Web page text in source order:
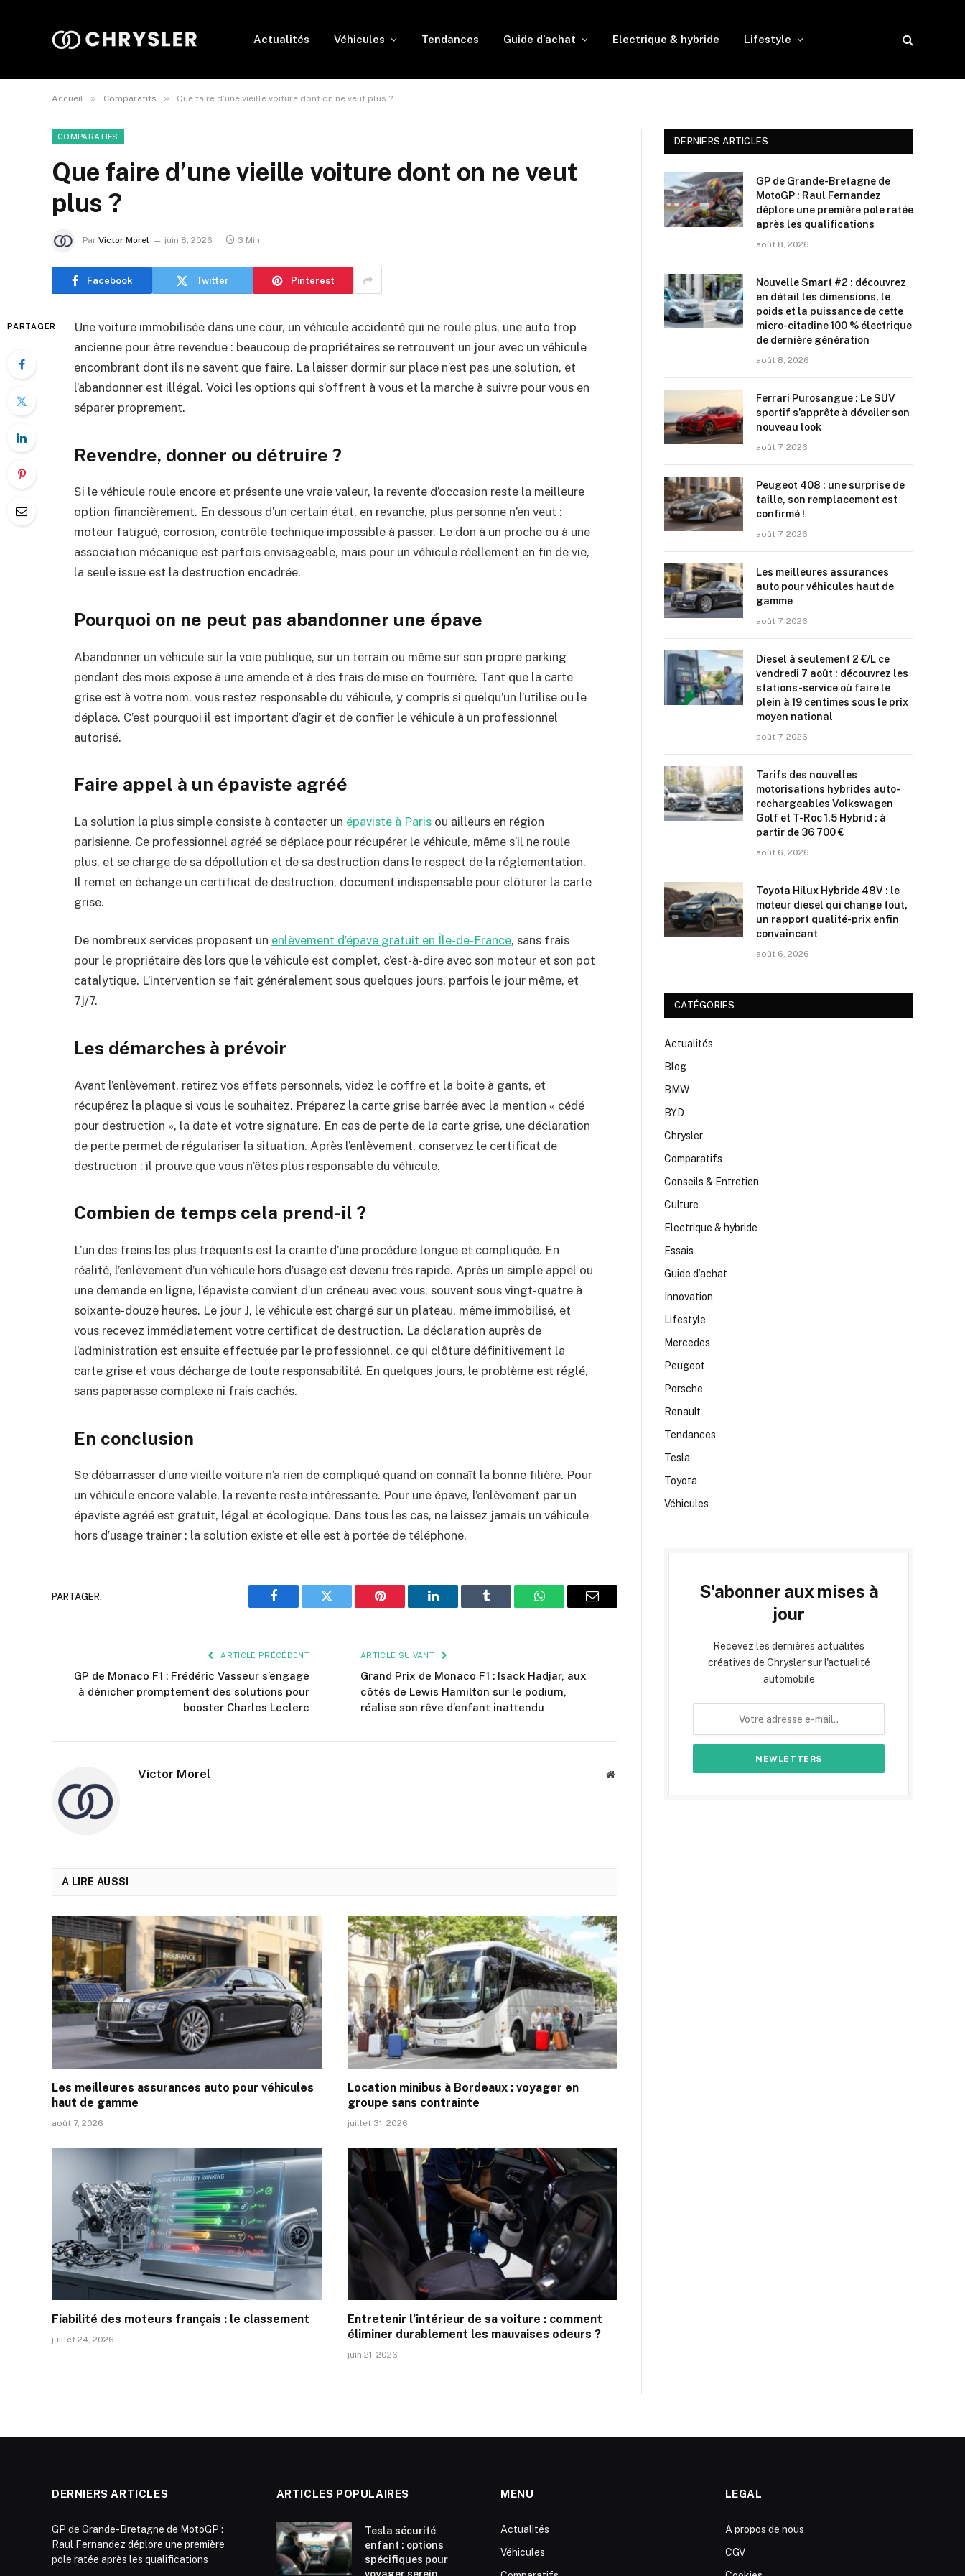
Actualités Véhicules Tendances Guide d’achat Electrique & hybride Lifestyle
Accueil » Comparatifs » Que faire d’une vieille voiture dont on ne veut plus ?
COMPARATIFS
Que faire d’une vieille voiture dont on ne veut
plus ?
Par Victor Morel juin 8, 2026 3 Min
Facebook Twitter Pinterest
PARTAGER
Une voiture immobilisée dans une cour, un véhicule accidenté qui ne roule plus, une auto trop
ancienne pour être revendue : beaucoup de propriétaires se retrouvent un jour avec un véhicule
encombrant dont ils ne savent que faire. La laisser dormir sur place n’est pas une solution, et
l’abandonner est illégal. Voici les options qui s’offrent à vous et la marche à suivre pour vous en
séparer proprement.
Revendre, donner ou détruire ?
Si le véhicule roule encore et présente une vraie valeur, la revente d’occasion reste la meilleure
option financièrement. En dessous d’un certain état, en revanche, plus personne n’en veut :
moteur fatigué, corrosion, contrôle technique impossible à passer. Le don à un proche ou à une
association mécanique est parfois envisageable, mais pour un véhicule réellement en fin de vie,
la seule issue est la destruction encadrée.
Pourquoi on ne peut pas abandonner une épave
Abandonner un véhicule sur la voie publique, sur un terrain ou même sur son propre parking
pendant des mois expose à une amende et à des frais de mise en fourrière. Tant que la carte
grise est à votre nom, vous restez responsable du véhicule, y compris si quelqu’un l’utilise ou le
déplace. C’est pourquoi il est important d’agir et de confier le véhicule à un professionnel
autorisé.
Faire appel à un épaviste agréé
La solution la plus simple consiste à contacter un épaviste à Paris ou ailleurs en région
parisienne. Ce professionnel agréé se déplace pour récupérer le véhicule, même s’il ne roule
plus, et se charge de sa dépollution et de sa destruction dans le respect de la réglementation.
Il remet en échange un certificat de destruction, document indispensable pour clôturer la carte
grise.
De nombreux services proposent un enlèvement d’épave gratuit en Île-de-France, sans frais
pour le propriétaire dès lors que le véhicule est complet, c’est-à-dire avec son moteur et son pot
catalytique. L’intervention se fait généralement sous quelques jours, parfois le jour même, et
7j/7.
Les démarches à prévoir
Avant l’enlèvement, retirez vos effets personnels, videz le coffre et la boîte à gants, et
récupérez la plaque si vous le souhaitez. Préparez la carte grise barrée avec la mention « cédé
pour destruction », la date et votre signature. En cas de perte de la carte grise, une déclaration
de perte permet de régulariser la situation. Après l’enlèvement, conservez le certificat de
destruction : il prouve que vous n’êtes plus responsable du véhicule.
Combien de temps cela prend-il ?
L’un des freins les plus fréquents est la crainte d’une procédure longue et compliquée. En
réalité, l’enlèvement d’un véhicule hors d’usage est devenu très rapide. Après un simple appel ou
une demande en ligne, l’épaviste convient d’un créneau avec vous, souvent sous vingt-quatre à
soixante-douze heures. Le jour J, le véhicule est chargé sur un plateau, même immobilisé, et
vous recevez immédiatement votre certificat de destruction. La déclaration auprès de
l’administration est ensuite effectuée par le professionnel, ce qui clôture définitivement la
carte grise et vous décharge de toute responsabilité. En quelques jours, le problème est réglé,
sans paperasse complexe ni frais cachés.
En conclusion
Se débarrasser d’une vieille voiture n’a rien de compliqué quand on connaît la bonne filière. Pour
un véhicule encore valable, la revente reste intéressante. Pour une épave, l’enlèvement par un
épaviste agréé est gratuit, légal et écologique. Dans tous les cas, ne laissez jamais un véhicule
hors d’usage traîner : la solution existe et elle est à portée de téléphone.
PARTAGER.
Facebook Twitter Pinterest LinkedIn Tumblr WhatsAppE-
ARTICLE PRÉCÉDENT
GP de Monaco F1 : Frédéric Vasseur s’engage
à dénicher promptement des solutions pour
booster Charles Leclerc
ARTICLE SUIVANT
Grand Prix de Monaco F1 : Isack Hadjar, aux
côtés de Lewis Hamilton sur le podium,
réalise son rêve d’enfant inattendu
Victor Morel
Site
A LIRE AUSSI
Les meilleures assurances auto pour véhicules
haut de gamme
août 7, 2026
Location minibus à Bordeaux : voyager en
groupe sans contrainte
juillet 31, 2026
Fiabilité des moteurs français : le classement
juillet 24, 2026
Entretenir l’intérieur de sa voiture : comment
éliminer durablement les mauvaises odeurs ?
juin 21, 2026
DERNIERS ARTICLES
GP de Grande-Bretagne de
MotoGP : Raul Fernandez
déplore une première pole ratée
après les qualifications
août 8, 2026
Nouvelle Smart #2 : découvrez
en détail les dimensions, le
poids et la puissance de cette
micro-citadine 100 % électrique
de dernière génération
août 8, 2026
Ferrari Purosangue : Le SUV
sportif s’apprête à dévoiler son
nouveau look
août 7, 2026
Peugeot 408 : une surprise de
taille, son remplacement est
confirmé !
août 7, 2026
Les meilleures assurances
auto pour véhicules haut de
gamme
août 7, 2026
Diesel à seulement 2 €/L ce
vendredi 7 août : découvrez les
stations-service où faire le
plein à 19 centimes sous le prix
moyen national
août 7, 2026
Tarifs des nouvelles
motorisations hybrides auto-
rechargeables Volkswagen
Golf et T-Roc 1.5 Hybrid : à
partir de 36 700 €
août 6, 2026
Toyota Hilux Hybride 48V : le
moteur diesel qui change tout,
un rapport qualité-prix enfin
convaincant
août 6, 2026
CATÉGORIES
Actualités
Blog
BMW
BYD
Chrysler
Comparatifs
Conseils & Entretien
Culture
Electrique & hybride
Essais
Guide d’achat
Innovation
Lifestyle
Mercedes
Peugeot
Porsche
Renault
Tendances
Tesla
Toyota
Véhicules
S'abonner aux mises à
jour
Recevez les dernières actualités
créatives de Chrysler sur l'actualité
automobile
DERNIERS ARTICLES
GP de Grande-Bretagne de MotoGP :
Raul Fernandez déplore une première
pole ratée après les qualifications
ARTICLES POPULAIRES
Tesla sécurité
enfant : options
spécifiques pour
MENU
Actualités
Véhicules
LEGAL
A propos de nous
CGV